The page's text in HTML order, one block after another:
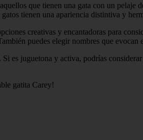
que tienen una gata con un
tienen una apariencia distintiva y
creativas y encantadoras para
puedes elegir nombres que
Si es juguetona y activa, podrías
gatita Carey!